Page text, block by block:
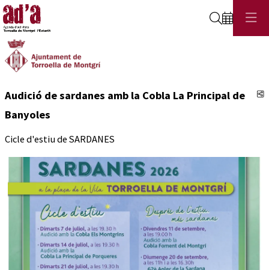
Cerca
Audició de sardanes amb la Cobla La Principal de
Banyoles
Cicle d'estiu de SARDANES